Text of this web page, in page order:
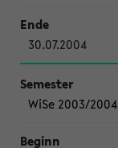
30.07.2004
WiSe 2003/2004